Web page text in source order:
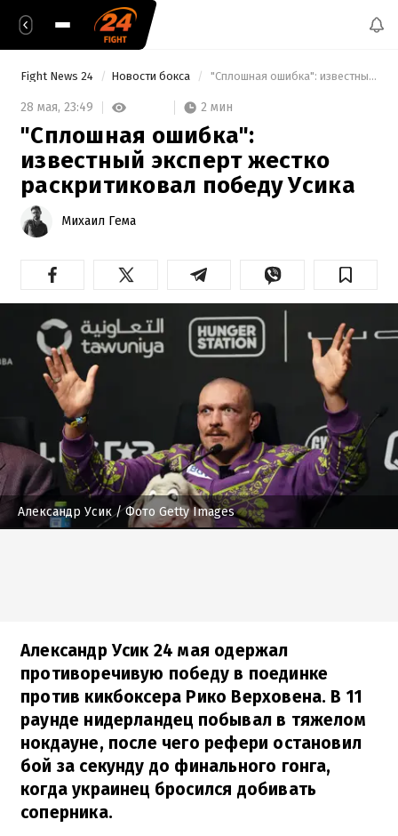
Fight News 24 Новости бокса "Сплошная ошибка": известный эксперт жестко раскритиковал победу Усика
28 мая, 23:49 2 мин
"Сплошная ошибка":
известный эксперт жестко
раскритиковал победу Усика
Михаил Гема
Александр Усик/ Фото Getty Images
Александр Усик 24 мая одержал
противоречивую победу в поединке
против кикбоксера Рико Верховена. В 11
раунде нидерландец побывал в тяжелом
нокдауне, после чего рефери остановил
бой за секунду до финального гонга,
когда украинец бросился добивать
соперника.